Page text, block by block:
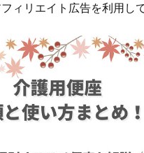
ィリエイト広告を利用し